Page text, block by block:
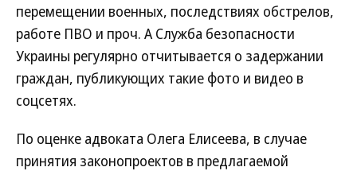
перемещении военных, последствиях обстрелов,
работе ПВО и проч. А Служба безопасности
Украины регулярно отчитывается о задержании
граждан, публикующих такие фото и видео в
соцсетях.
По оценке адвоката Олега Елисеева, в случае
принятия законопроектов в предлагаемой